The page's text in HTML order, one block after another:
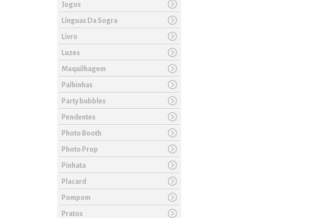
Jogos
Línguas Da Sogra
Livro
Luzes
Maquilhagem
Palhinhas
Party bubbles
Pendentes
Photo Booth
Photo Prop
Pinhata
Placard
Pompom
Pratos